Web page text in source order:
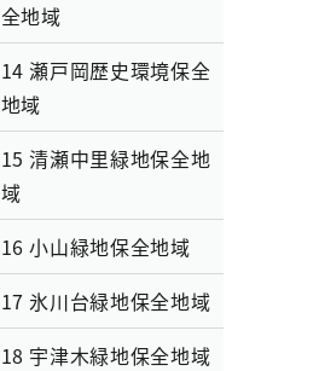
全地域
14 瀬戸岡歴史環境保全
地域
15 清瀬中里緑地保全地
域
16 小山緑地保全地域
17 氷川台緑地保全地域
18 宇津木緑地保全地域